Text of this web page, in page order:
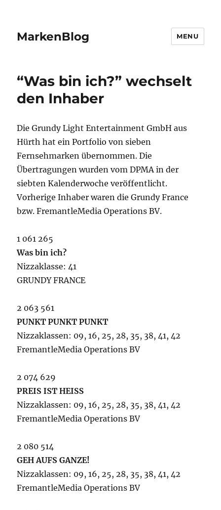
MarkenBlog MENU
“Was bin ich?” wechselt
den Inhaber
Die Grundy Light Entertainment GmbH aus
Hürth hat ein Portfolio von sieben
Fernsehmarken übernommen. Die
Übertragungen wurden vom DPMA in der
siebten Kalenderwoche veröffentlicht.
Vorherige Inhaber waren die Grundy France
bzw. FremantleMedia Operations BV.
1 061 265
Was bin ich?
Nizzaklasse: 41
GRUNDY FRANCE
2 063 561
PUNKT PUNKT PUNKT
Nizzaklassen: 09, 16, 25, 28, 35, 38, 41, 42
FremantleMedia Operations BV
2 074 629
PREIS IST HEISS
Nizzaklassen: 09, 16, 25, 28, 35, 38, 41, 42
FremantleMedia Operations BV
2 080 514
GEH AUFS GANZE!
Nizzaklassen: 09, 16, 25, 28, 35, 38, 41, 42
FremantleMedia Operations BV